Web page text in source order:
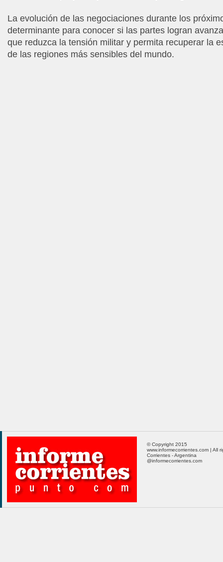
La evolución de las negociaciones durante los
determinante para conocer si las partes logran
que reduzca la tensión militar y permita recuperar la
de las regiones más sensibles del mundo.
© Copyright 2015
www.informecorrientes.com | All
Corrientes - Argentina
@informecorrientes.com